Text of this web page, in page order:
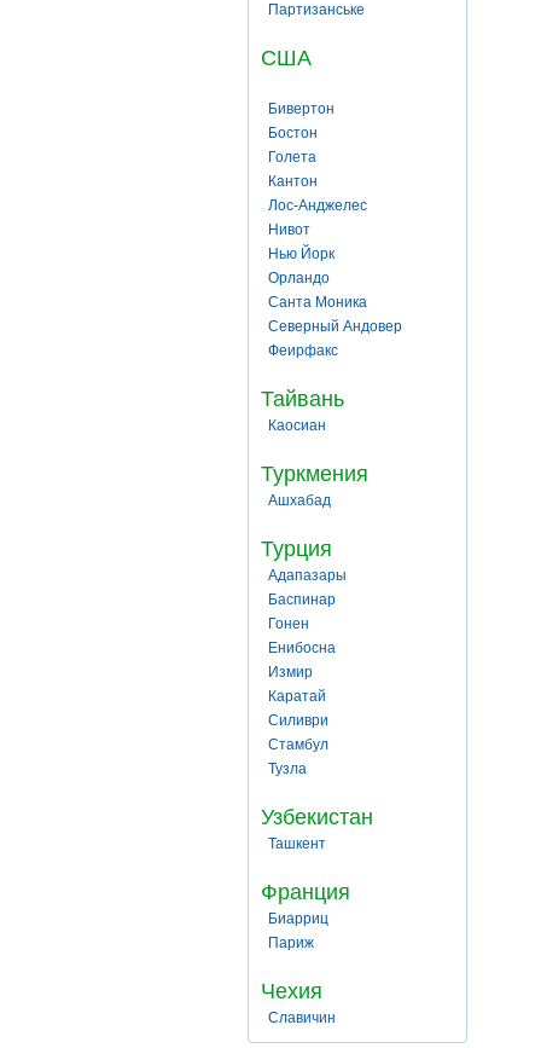
Партизанське
США
Бивертон
Бостон
Голета
Кантон
Лос-Анджелес
Нивот
Нью Йорк
Орландо
Санта Моника
Северный Андовер
Феирфакс
Тайвань
Каосиан
Туркмения
Ашхабад
Турция
Адапазары
Баспинар
Гонен
Енибосна
Измир
Каратай
Силиври
Стамбул
Тузла
Узбекистан
Ташкент
Франция
Биарриц
Париж
Чехия
Славичин